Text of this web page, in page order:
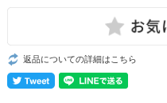
返品についての詳細はこちら